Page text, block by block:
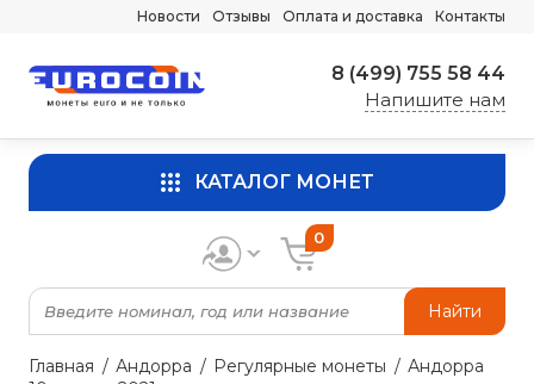
Новости Отзывы Оплата и доставка Контакты
8 (499) 755 58 44
Напишите нам
КАТАЛОГ МОНЕТ
Найти
0
Главная Андорра Регулярные монеты
Андорра